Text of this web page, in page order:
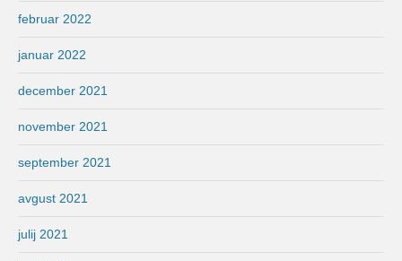
februar 2022
januar 2022
december 2021
november 2021
september 2021
avgust 2021
julij 2021